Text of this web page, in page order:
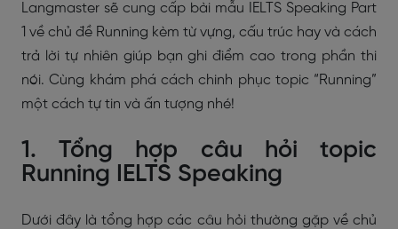
Langmaster sẽ cung cấp bài mẫu IELTS Speaking Part
1 về chủ đề Running kèm từ vựng, cấu trúc hay và cách
trả lời tự nhiên giúp bạn ghi điểm cao trong phần thi
nói. Cùng khám phá cách chinh phục topic “Running”
một cách tự tin và ấn tượng nhé!
1. Tổng hợp câu hỏi topic
Running IELTS Speaking
Dưới đây là tổng hợp các câu hỏi thường gặp về chủ